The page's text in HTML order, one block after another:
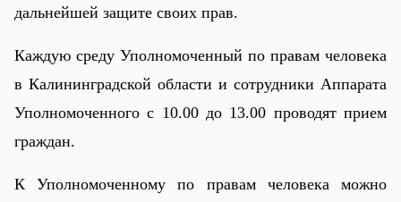
дальнейшей защите своих прав.
Каждую среду Уполномоченный по правам человека
в Калининградской области и сотрудники Аппарата
Уполномоченного с 10.00 до 13.00 проводят прием
граждан.
К Уполномоченному по правам человека можно